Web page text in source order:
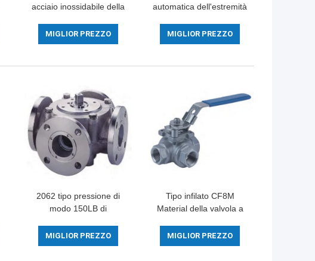
acciaio inossidabile della
modello CF8M Float Ball
Type
MIGLIOR PREZZO
automatica dell'estremità
invertito per acqua di
condensazione
MIGLIOR PREZZO
2062 tipo pressione di
modo 150LB di
valvola a sfera 5 di
acciaio inossidabile
MIGLIOR PREZZO
Tipo infilato CF8M
Material della valvola a
inossidabile 1000WOG
MIGLIOR PREZZO